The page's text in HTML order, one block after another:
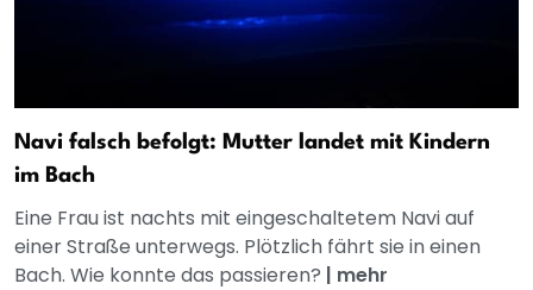
Navi falsch befolgt: Mutter landet mit Kindern
im Bach
Eine Frau ist nachts mit eingeschaltetem Navi auf
einer Straße unterwegs. Plötzlich fährt sie in einen
Bach. Wie konnte das passieren? | mehr